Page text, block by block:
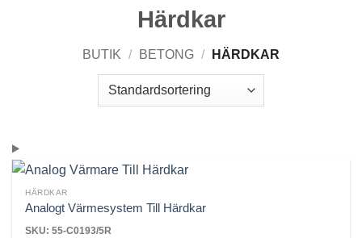
Härdkar
BUTIK / BETONG / HÄRDKAR
HÄRDKAR
Analogt Värmesystem Till Härdkar
SKU: 55-C0193/5R